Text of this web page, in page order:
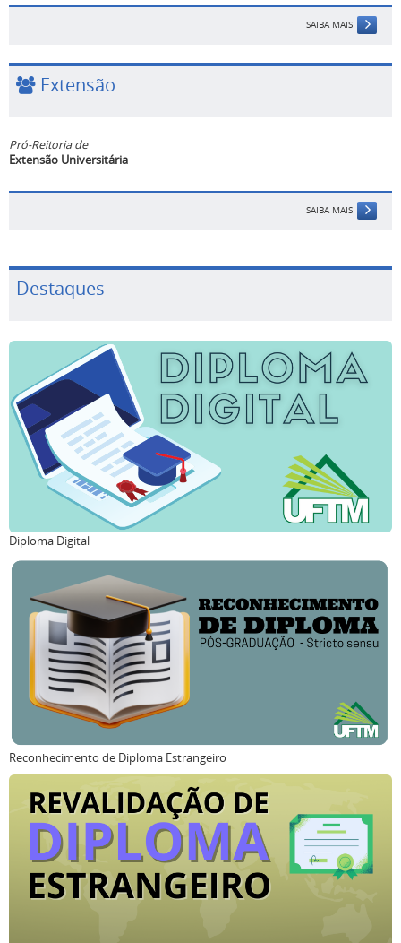
SAIBA MAIS
Extensão
Pró-Reitoria de
Extensão Universitária
SAIBA MAIS
Destaques
Diploma Digital
Reconhecimento de Diploma Estrangeiro